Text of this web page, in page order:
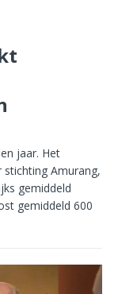
jaar. Het
Amurang,
gemiddeld
gemiddeld 600